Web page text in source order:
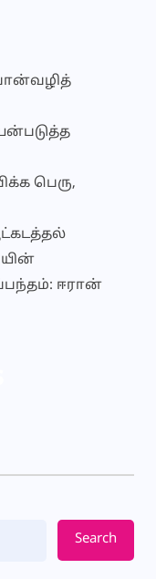
பெரு,
ஈரான்
Search